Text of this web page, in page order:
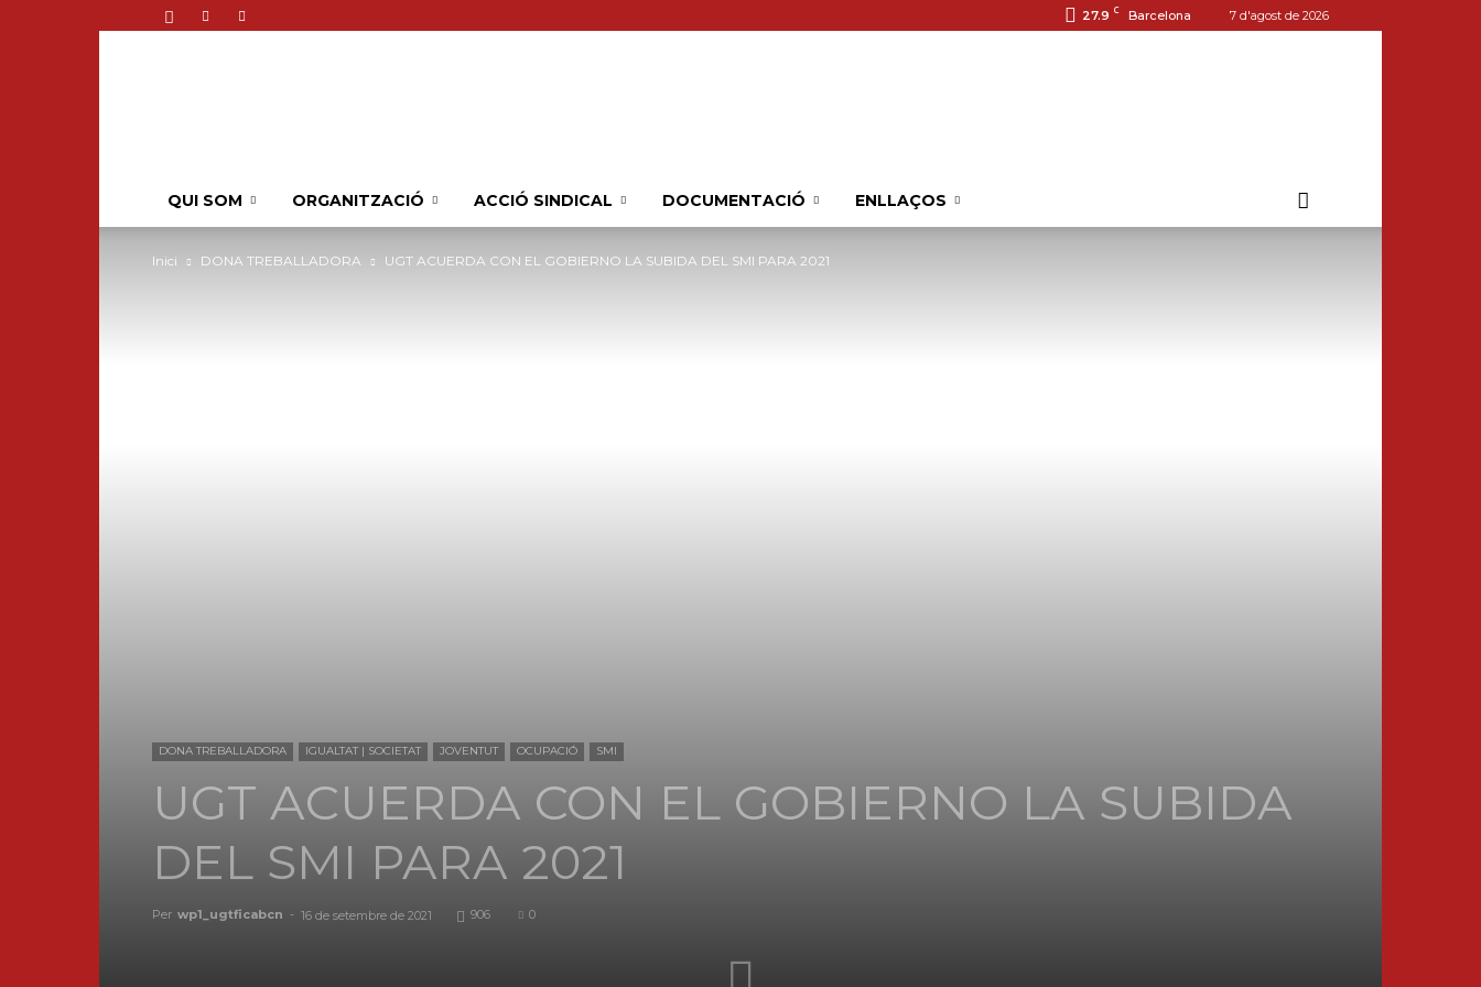
27.9 C Barcelona 7 d'agost de 2026
QUI SOM ORGANITZACIÓ ACCIÓ SINDICAL DOCUMENTACIÓ ENLLAÇOS
Inici DONA TREBALLADORA UGT ACUERDA CON EL GOBIERNO LA SUBIDA DEL SMI PARA 2021
DONA TREBALLADORA IGUALTAT | SOCIETAT JOVENTUT OCUPACIÓ SMI
UGT ACUERDA CON EL GOBIERNO LA SUBIDA
DEL SMI PARA 2021
Per wp1_ugtficabcn - 16 de setembre de 2021 906 0